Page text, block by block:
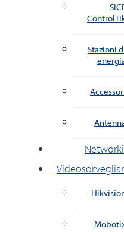
Stazioni